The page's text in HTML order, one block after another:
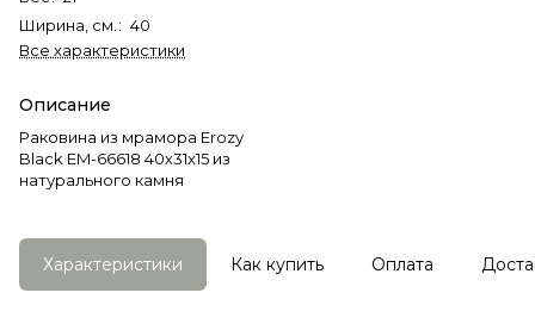
Ширина, см. : 40
Все характеристики
Описание
Раковина из мрамора Erozy
Black EM-66618 40х31х15 из
натурального камня
Характеристики Как купить Оплата